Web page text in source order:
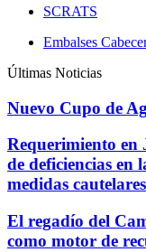
SCRATS
Embalses
Últimas Noticias
Nuevo Cupo de
Requerimiento en
de deficiencias en
medidas
El regadío del
como motor de